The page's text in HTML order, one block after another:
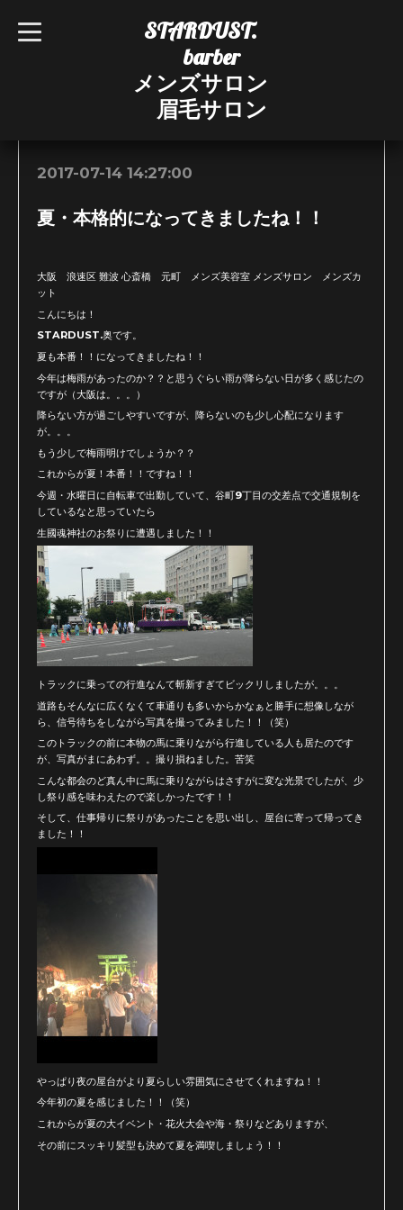
STARDUST.
barber
メンズサロン
眉毛サロン
t
o
お知らせ
2017-07-14 14:27:00
夏・本格的になってきましたね！！
大阪 浪速区 難波 心斎橋 元町 メンズ美容室 メンズサロン メンズカ
ット
こんにちは！
STARDUST.奥です。
夏も本番！！になってきましたね！！
今年は梅雨があったのか？？と思うぐらい雨が降らない日が多く感じたの
ですが（大阪は。。。）
降らない方が過ごしやすいですが、降らないのも少し心配になります
が。。。
もう少しで梅雨明けでしょうか？？
これからが夏！本番！！ですね！！
今週・水曜日に自転車で出勤していて、谷町9丁目の交差点で交通規制を
しているなと思っていたら
生國魂神社のお祭りに遭遇しました！！
トラックに乗っての行進なんて斬新すぎてビックリしましたが。。。
道路もそんなに広くなくて車通りも多いからかなぁと勝手に想像しなが
ら、信号待ちをしながら写真を撮ってみました！！（笑）
このトラックの前に本物の馬に乗りながら行進している人も居たのです
が、写真がまにあわず。。撮り損ねました。苦笑
こんな都会のど真ん中に馬に乗りながらはさすがに変な光景でしたが、少
し祭り感を味わえたので楽しかったです！！
そして、仕事帰りに祭りがあったことを思い出し、屋台に寄って帰ってき
ました！！
やっぱり夜の屋台がより夏らしい雰囲気にさせてくれますね！！
今年初の夏を感じました！！（笑）
これからが夏の大イベント・花火大会や海・祭りなどありますが、
その前にスッキリ髪型も決めて夏を満喫しましょう！！